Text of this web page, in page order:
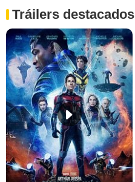
Tráilers destacados